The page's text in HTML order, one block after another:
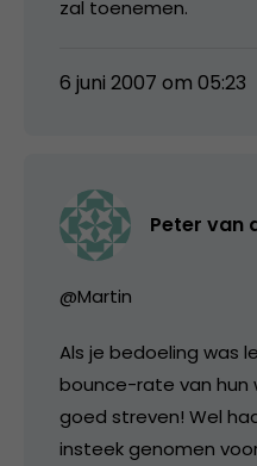
zal toenemen.
6 juni 2007 om 05:23
Peter van
@Martin
Als je bedoeling was
bounce-rate van hun
goed streven! Wel
insteek genomen